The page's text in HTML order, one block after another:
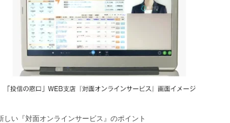
しい『対面オンラインサービス』のポイント